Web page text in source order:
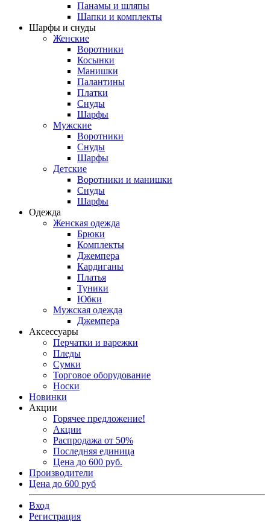
Панамы и шляпы
Шапки и комплекты
Шарфы и снуды
Женские
Воротники
Косынки
Манишки
Палантины
Платки
Снуды
Шарфы
Мужские
Воротники
Снуды
Шарфы
Детские
Воротники и манишки
Снуды
Шарфы
Одежда
Женская одежда
Брюки
Комплекты
Джемпера
Кардиганы
Платья
Туники
Юбки
Мужская одежда
Джемпера
Аксессуары
Перчатки и варежки
Пледы
Сумки
Торговое оборудование
Носки
Новинки
Акции
Горячее предложение!
Акции
Распродажа от 50%
Последняя единица
Цена до 600 руб.
Производители
Цена до 600 руб
Вход
Регистрация